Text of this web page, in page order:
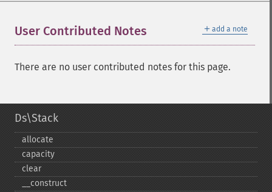
＋ add a note
User Contributed Notes
There are no user contributed notes for this page.
Ds\Stack
allocate
capacity
clear
_​_​construct